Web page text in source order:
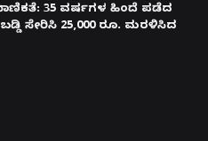
35 ವರ್ಷಗಳ ಹಿಂದೆ ಪಡೆದ
ಬಡ್ಡಿ ಸೇರಿಸಿ 25,000 ರೂ. ಮರಳಿಸಿದ